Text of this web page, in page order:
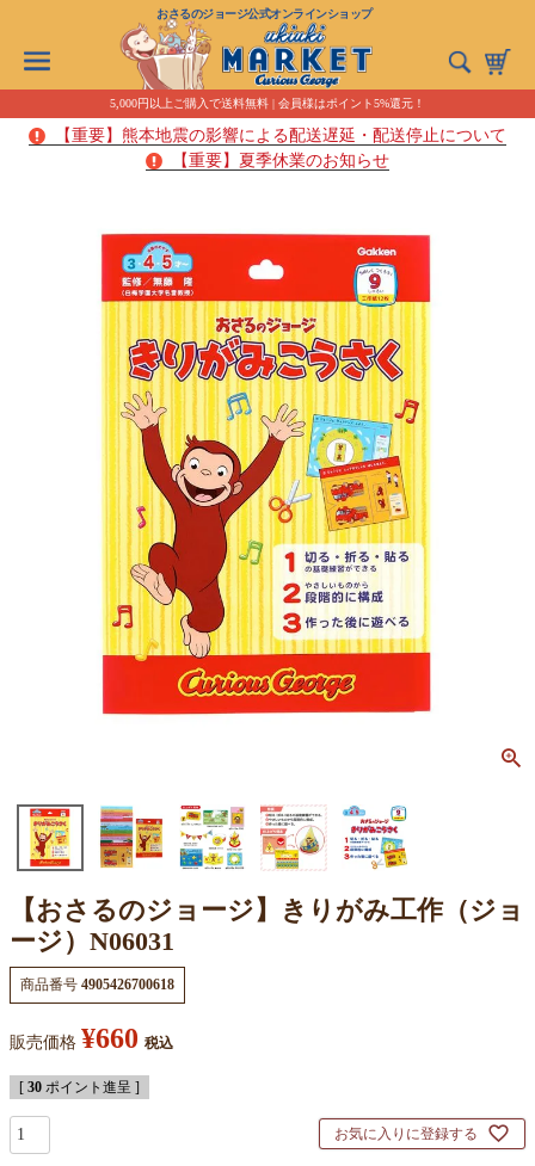
おさるのジョージ公式オンラインショップ
5,000円以上ご購入で送料無料 | 会員様はポイント5%還元！
【重要】熊本地震の影響による配送遅延・配送停止について
【重要】夏季休業のお知らせ
【おさるのジョージ】きりがみ工作（ジョ
ージ）N06031
商品番号 4905426700618
販売価格 ¥660 税込
[ 30 ポイント進呈 ]
お気に入りに登録する